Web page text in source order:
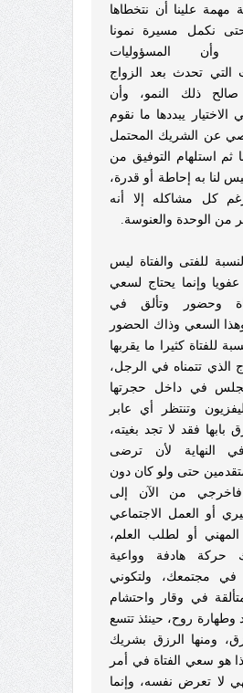
مهمة علينا أن نتخطاها
نكمل مسيرة نمونا
وأن المسؤوليات
التي تحدث بعد الزواج
ذلك النمو، وأن
الاختيار يبددها ما نقوم
عن الشريك المحتمل
ثم استلهام التوفيق من
ليس لنا به إحاطة أو قدرة،
كل مشاكله إلا أنه
من الوحدة والعنوسة.
للفتى والفتاة ليس
عفويا وإنما يحتاج لسعي
وحضور وتألق في
وهذا السعي وذاك الحضور
للفتاة كثيرا ما يقربها
الذي تتمناه في الرجل،
في داخل حجرتها
وتنتظر أي عابر
بابها فقد لا تجد بغيته،
النهاية لأن ترضى
حتى ولو كان دون
فاخرجي من الآن إلى
أو العمل الاجتماعي
المهني أو لطلب العلم،
حركة هادفة وواعية
في
مجتمعك، ولتكوني
في وقار واحتشام
روح، حينئذ تتسع
ومنها الرزق بشريك
هو سعي الفتاة في أمر
لا تعرض نفسه، وإنما